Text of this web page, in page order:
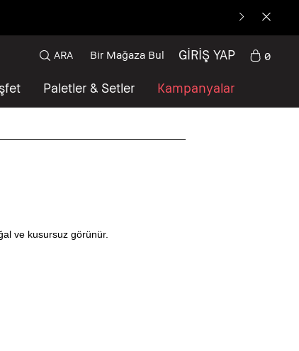
Paletler & Setler Kampanyalar
ARA Bir Mağaza Bul GİRİŞ YAP 0
ve kusursuz görünür.